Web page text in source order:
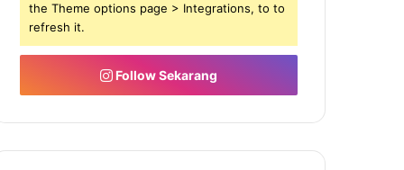
the Theme options page > Integrations, to to
refresh it.
Follow Sekarang